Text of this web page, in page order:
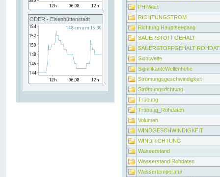
ODER - Eisenhüttenstadt
PH-Wert
RICHTUNGSTROM
Richtung Hauptseegang
SAUERSTOFFGEHALT
SAUERSTOFFGEHALT
Sichtweite
SignifikanteWellenhöhe
Strömungsgeschwindigkeit
Strömungsrichtung
Trübung
Trübung_Rohdaten
Volumen
WINDGESCHWINDIGKEIT
WINDRICHTUNG
Wasserstand
Wasserstand Rohdaten
Wassertemperatur